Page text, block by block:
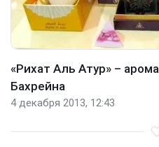
«Рихат Аль Атур» –
Бахрейна
4 декабря 2013, 12:43